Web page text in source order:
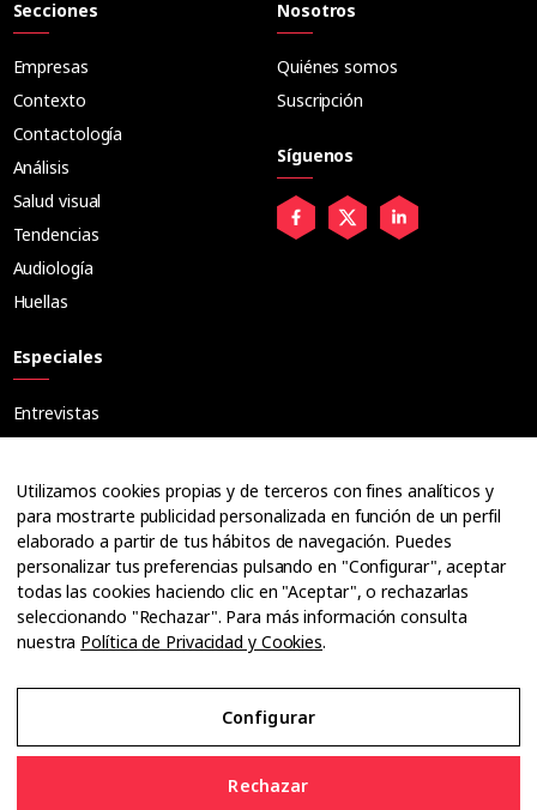
Secciones
Empresas
Contexto
Contactología
Análisis
Salud visual
Tendencias
Audiología
Huellas
Especiales
Entrevistas
Ópticos
Cuadernos
Guías
Dossier
Anuarios
Ofertas de empleo
Nosotros
Quiénes somos
Suscripción
Síguenos
Utilizamos cookies propias y de terceros con fines analíticos y
para mostrarte publicidad personalizada en función de un perfil
elaborado a partir de tus hábitos de navegación. Puedes
personalizar tus preferencias pulsando en "Configurar", aceptar
todas las cookies haciendo clic en "Aceptar", o rechazarlas
seleccionando "Rechazar". Para más información consulta
nuestra Política de Privacidad y Cookies.
Configurar
Rechazar
Aviso Legal